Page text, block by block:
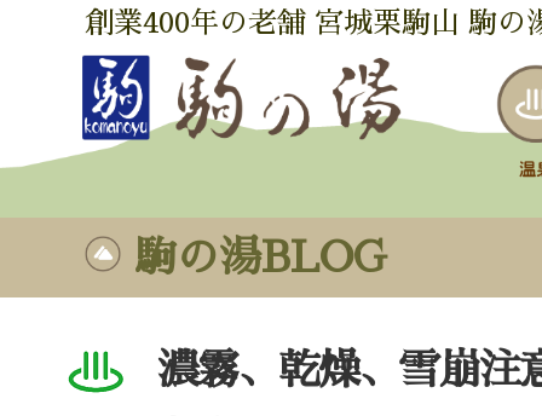
創業400年の老舗 宮城栗駒山 駒の
駒の湯BLOG
濃霧、乾燥、雪崩注